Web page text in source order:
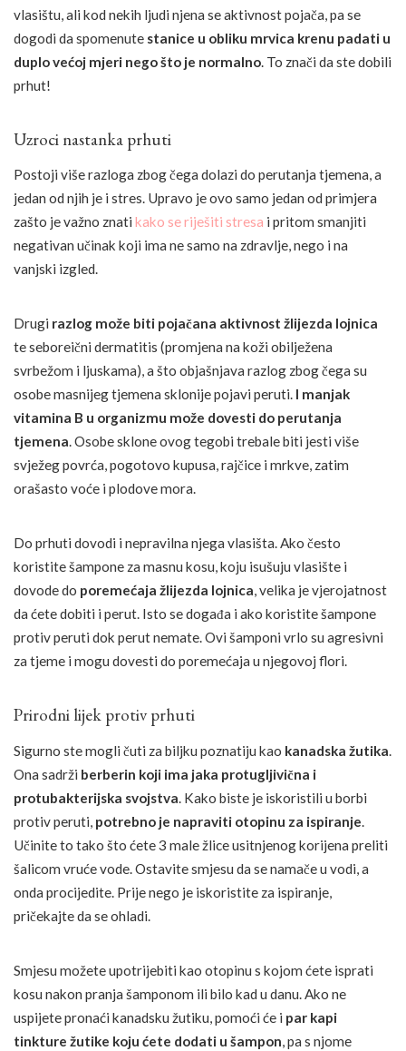
vlasištu, ali kod nekih ljudi njena se aktivnost pojača, pa se
dogodi da spomenute stanice u obliku mrvica krenu padati u
duplo većoj mjeri nego što je normalno. To znači da ste dobili
prhut!
Uzroci nastanka prhuti
Postoji više razloga zbog čega dolazi do perutanja tjemena, a
jedan od njih je i stres. Upravo je ovo samo jedan od primjera
zašto je važno znati kako se riješiti stresa i pritom smanjiti
negativan učinak koji ima ne samo na zdravlje, nego i na
vanjski izgled.
Drugi razlog može biti pojačana aktivnost žlijezda lojnica
te seboreični dermatitis (promjena na koži obilježena
svrbežom i ljuskama), a što objašnjava razlog zbog čega su
osobe masnijeg tjemena sklonije pojavi peruti. I manjak
vitamina B u organizmu može dovesti do perutanja
tjemena. Osobe sklone ovog tegobi trebale biti jesti više
svježeg povrća, pogotovo kupusa, rajčice i mrkve, zatim
orašasto voće i plodove mora.
Do prhuti dovodi i nepravilna njega vlasišta. Ako često
koristite šampone za masnu kosu, koju isušuju vlasište i
dovode do poremećaja žlijezda lojnica, velika je vjerojatnost
da ćete dobiti i perut. Isto se događa i ako koristite šampone
protiv peruti dok perut nemate. Ovi šamponi vrlo su agresivni
za tjeme i mogu dovesti do poremećaja u njegovoj flori.
Prirodni lijek protiv prhuti
Sigurno ste mogli čuti za biljku poznatiju kao kanadska žutika.
Ona sadrži berberin koji ima jaka protugljivična i
protubakterijska svojstva. Kako biste je iskoristili u borbi
protiv peruti, potrebno je napraviti otopinu za ispiranje.
Učinite to tako što ćete 3 male žlice usitnjenog korijena preliti
šalicom vruće vode. Ostavite smjesu da se namače u vodi, a
onda procijedite. Prije nego je iskoristite za ispiranje,
pričekajte da se ohladi.
Smjesu možete upotrijebiti kao otopinu s kojom ćete isprati
kosu nakon pranja šamponom ili bilo kad u danu. Ako ne
uspijete pronaći kanadsku žutiku, pomoći će i par kapi
tinkture žutike koju ćete dodati u šampon, pa s njome